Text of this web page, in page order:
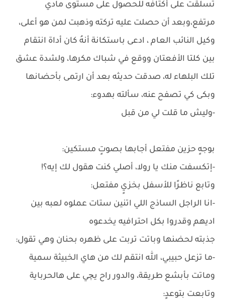
تسلقت على أكتافه للحصول على مستوى مادي
مرتفع،وبعد أن حصلت عليه تركته وذهبت لمن هو أعلى،
وكيل النائب العام ، ادعى باستكانة أنهُ كان أداة انتقام
بين كلتا الأفعتان ووقع في شباك مكرها، ولشدة عشق
تلك البلهاء له، صدقت حديثه بعد أن ارتمى بأحضانها
وبكى كي تصفح عنه، سألته بهدوء:
-وليش ما قلت لي من قبل
بوجهٍ حزين مفتعل أجابها بصوتٍ مستكين:
-إتكسفت منك يا رولا، أصلي كنت هقول لك إيه؟!
وتابع ناظرًا للأسفل بخزيٍ مفتعل:
-انا الراجل الساذج اللي اتنين ستات عملوه لعبه بين
اديهم وقدروا بكل احترافيه يخدعوه
جذبته لحضنها وباتت تربت على ظهره بحنان وهي تقول:
-ما تزعل حبيبي، الله انتقم لك من هاي الخبيثة سمية
وماتت بأبشع طريقة، والدور راح يچي على هالحرباية
وتابعت بتوعدٍ: